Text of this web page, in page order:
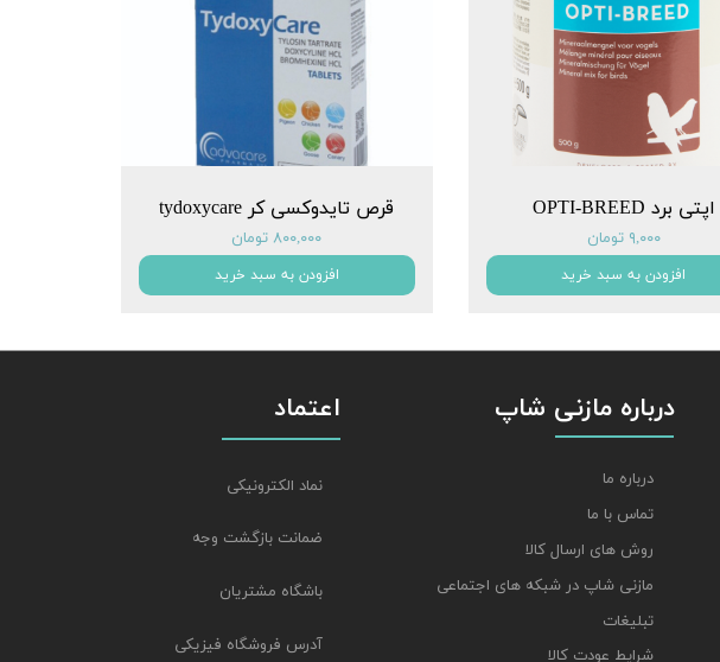
اپتی برد OPTI-BREED
۹,۰۰۰ تومان
افزودن به سبد خرید
قرص تایدوکسی کر tydoxycare
۸۰۰,۰۰۰ تومان
افزودن به سبد خرید
اعتماد
نماد الکترونیکی
ضمانت بازگشت وجه
باشگاه مشتریان
آدرس فروشگاه فیزیکی
درباره مازنی شاپ
درباره ما
تماس با ما
روش های ارسال کالا
مازنی شاپ در شبکه های اجتماعی
تبلیغات
شرایط عودت کالا